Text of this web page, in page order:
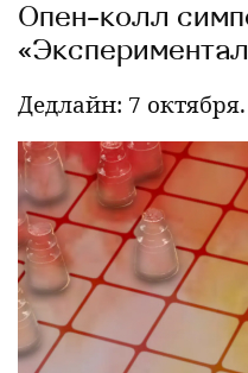
Опен-колл
Дедлайн: 7